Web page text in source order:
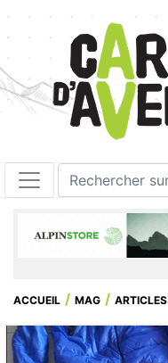
ACCUEIL MAG ARTICLES